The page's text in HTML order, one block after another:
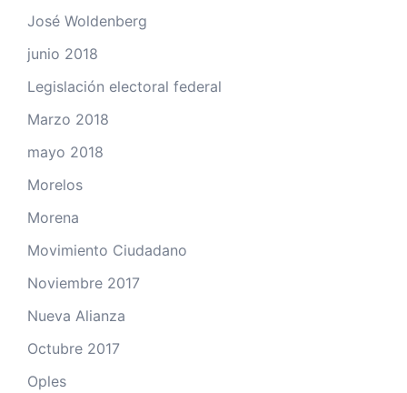
José Woldenberg
junio 2018
Legislación electoral federal
Marzo 2018
mayo 2018
Morelos
Morena
Movimiento Ciudadano
Noviembre 2017
Nueva Alianza
Octubre 2017
Oples